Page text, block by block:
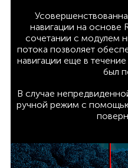
навигации на основе
сочетании с модулем
потока позволяет
навигации еще в
был
В случае
ручной режим с